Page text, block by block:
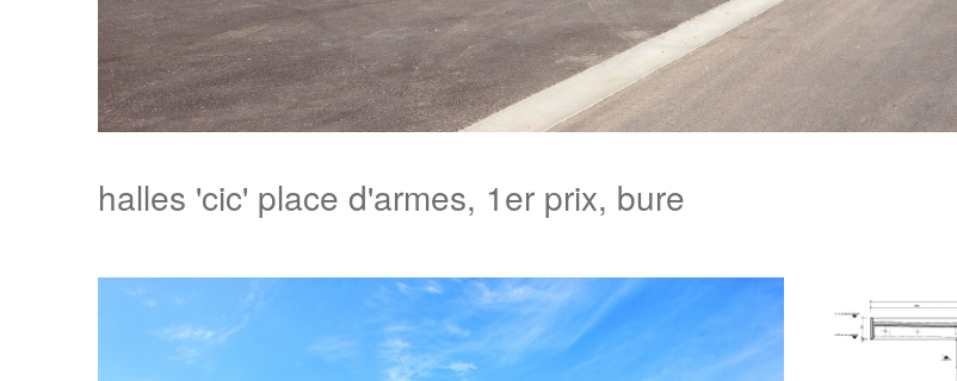
halles 'cic' place d'armes, 1er prix, bure